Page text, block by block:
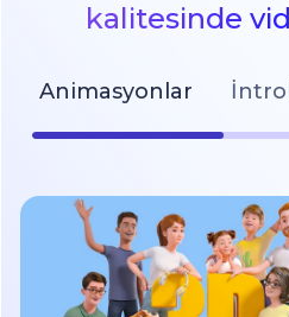
kalitesinde
Animasyonlar